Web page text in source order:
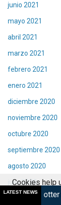
junio 2021
mayo 2021
abril 2021
marzo 2021
febrero 2021
enero 2021
diciembre 2020
noviembre 2020
octubre 2020
septiembre 2020
agosto 2020
julio 2020
LATEST NEWS
regresa a
Cookies help
services, you